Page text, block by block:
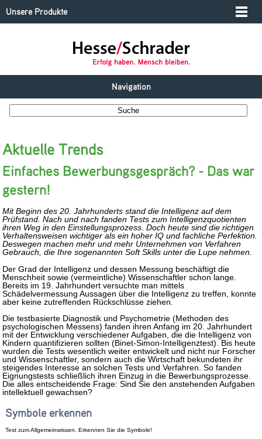
Unsere Produkte
Navigation
Aktuelle Trends
Einfaches Bewerbungsgespräch? - Das war
gestern!
Mit Beginn des 20. Jahrhunderts stand die Intelligenz auf dem
Prüfstand. Nach und nach fanden Tests zum Intelligenzquotienten
ihren Weg in den Einstellungsprozess. Doch heute sind die richtigen
Verhaltensweisen wichtiger als ein hoher IQ und fachliche Perfektion.
Deswegen machen mehr und mehr Unternehmen von Verfahren
Gebrauch, die Ihre sogenannten Soft Skills unter die Lupe nehmen.
Der Grad der Intelligenz und dessen Messung beschäftigt die
Menschheit sowie (vermeintliche) Wissenschaftler schon lange.
Bereits im 19. Jahrhundert versuchte man mittels
Schädelvermessung Aussagen über die Intelligenz zu treffen, konnte
aber keine zutreffenden Rückschlüsse ziehen.
Die testbasierte Diagnostik und Psychometrie (Methoden des
psychologischen Messens) fanden ihren Anfang im 20. Jahrhundert
mit der Entwicklung verschiedener Aufgaben, die die Intelligenz von
Kindern quantifizieren sollten (Binet-Simon-Intelligenztest). Bis heute
wurden die Tests wesentlich weiter entwickelt und nicht nur Forscher
und Wissenschaftler, sondern auch die Wirtschaft bekundeten ihr
steigendes Interesse an solchen Tests und Verfahren. So fanden
Eignungstests schließlich ihren Einzug in die Bewerbungsprozesse.
Die alles entscheidende Frage: Sind Sie den anstehenden Aufgaben
intellektuell gewachsen?
Symbole erkennen
Test zum Allgemeinwissen. Erkennen Sie die Symbole!